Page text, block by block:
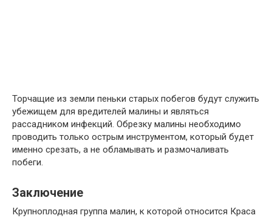
Торчащие из земли пеньки старых побегов будут служить
убежищем для вредителей малины и являться
рассадником инфекций. Обрезку малины необходимо
проводить только острым инструментом, который будет
именно срезать, а не обламывать и размочаливать
побеги.
Заключение
Крупноплодная группа малин, к которой относится Краса